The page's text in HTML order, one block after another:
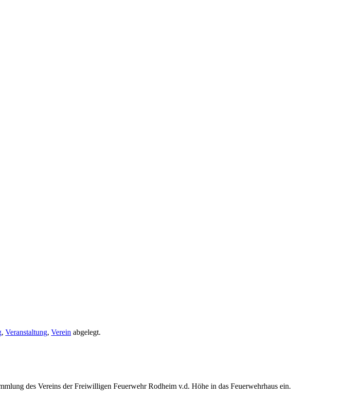
, Veranstaltung, Verein abgelegt.
des Vereins der Freiwilligen Feuerwehr Rodheim v.d. Höhe in das Feuerwehrhaus ein.